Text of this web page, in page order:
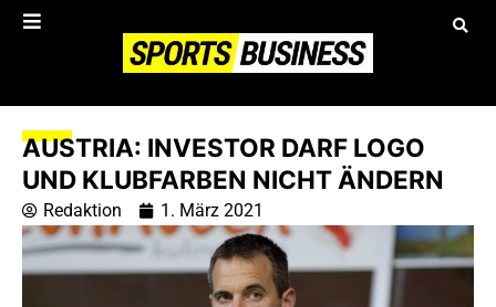
AUSTRIA: INVESTOR DARF LOGO
UND KLUBFARBEN NICHT ÄNDERN
Redaktion 1. März 2021